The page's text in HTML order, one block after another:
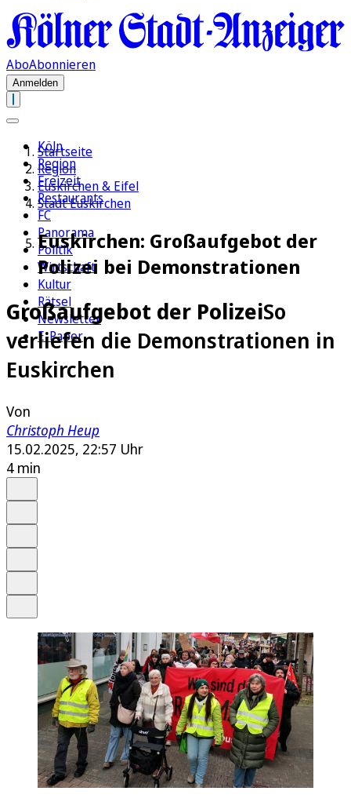
AboAbonnieren
Anmelden
Köln
Region
Freizeit
Restaurants
FC
Panorama
Politik
Wirtschaft
Kultur
Rätsel
Newsletter
E-Paper
Startseite
Region
Euskirchen & Eifel
Stadt Euskirchen
Euskirchen: Großaufgebot der
Polizei bei Demonstrationen
Großaufgebot der PolizeiSo
verliefen die Demonstrationen in
Euskirchen
Von
Christoph Heup
15.02.2025, 22:57 Uhr
4 min